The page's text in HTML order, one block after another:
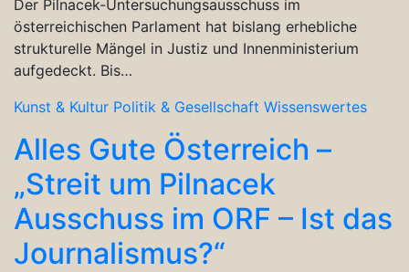
Der Pilnacek-Untersuchungsausschuss im
österreichischen Parlament hat bislang erhebliche
strukturelle Mängel in Justiz und Innenministerium
aufgedeckt. Bis…
Kunst & Kultur Politik & Gesellschaft Wissenswertes
Alles Gute Österreich –
„Streit um Pilnacek
Ausschuss im ORF – Ist das
Journalismus?“